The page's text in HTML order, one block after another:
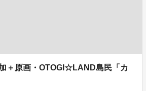
＋原画・OTOGI☆LAND島民「カ